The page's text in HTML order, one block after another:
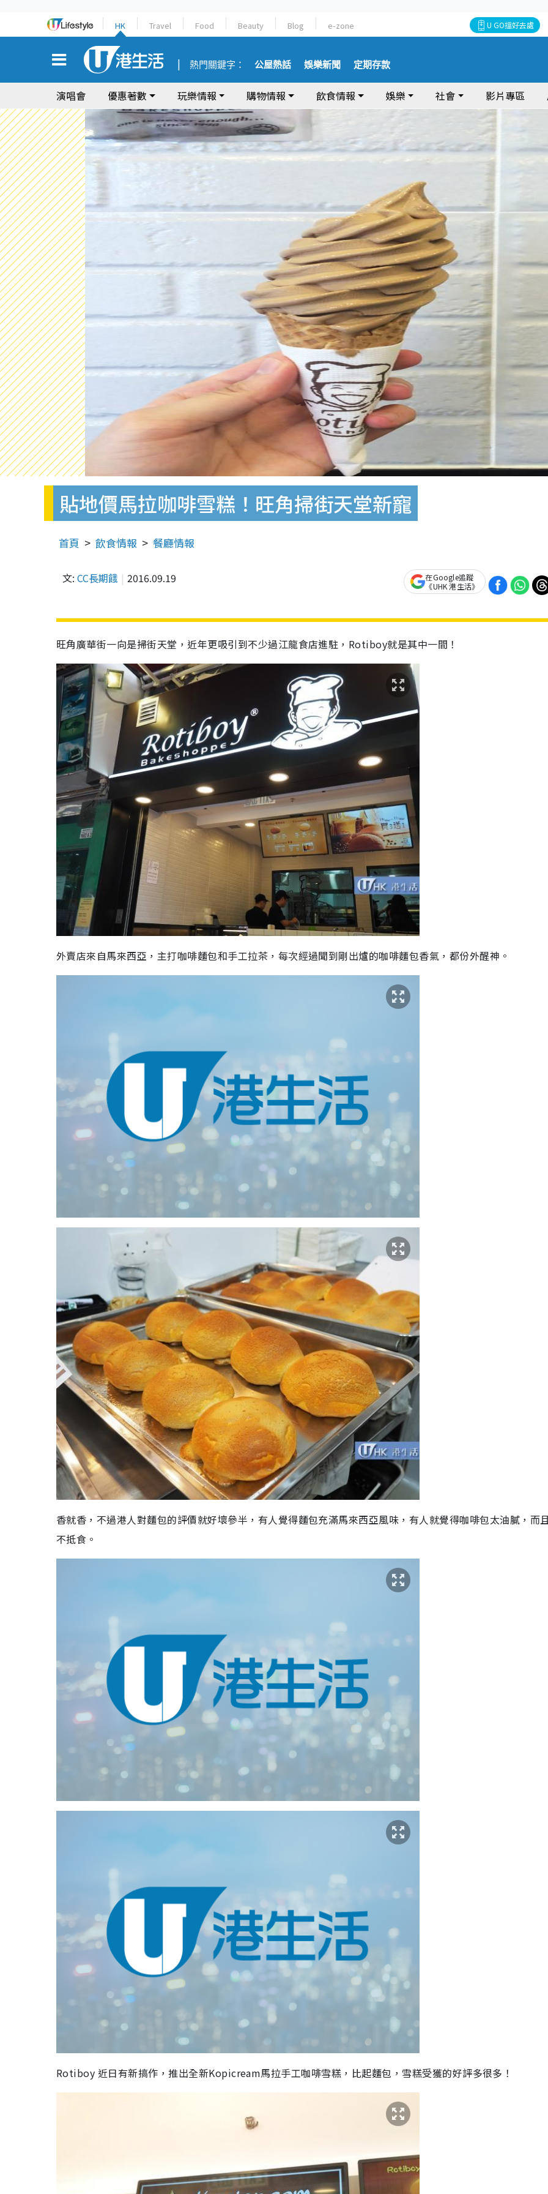
HK Travel Food Beauty Blog e-zone U GO搵好去處
熱門關鍵字： 公屋熱話 娛樂新聞 定期存款
演唱會 優惠著數 玩樂情報 購物情報 飲食情報 娛樂 社會 影片專區
貼地價馬拉咖啡雪糕！旺角掃街天堂新寵
首頁 飲食情報 餐廳情報
文: CC長期餓 2016.09.19
在Google追蹤
《UHK 港生活》
旺角廣華街一向是掃街天堂，近年更吸引到不少過江龍食店進駐，Rotiboy就是其中一間！
外賣店來自馬來西亞，主打咖啡麵包和手工拉茶，每次經過聞到剛出爐的咖啡麵包香氣，都份外醒神。
香就香，不過港人對麵包的評價就好壞參半，有人覺得麵包充滿馬來西亞風味，有人就覺得咖啡包太油膩，而
不抵食。
Rotiboy 近日有新搞作，推出全新Kopicream馬拉手工咖啡雪糕，比起麵包，雪糕受獲的好評多很多！